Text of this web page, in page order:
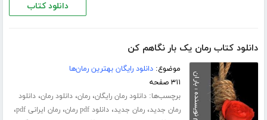
دانلود کتاب
دانلود کتاب رمان یک بار نگاهم کن
موضوع:دانلود رایگان بهترین رمان‌ها
۳۱۱ صفحه
برچسب‌ها:دانلود رمان رایگان،رمان،دانلود رمان،دانلود
رمان جدید،رمان جدید،دانلود pdf رمان ،رمان ایرانی pdf ،